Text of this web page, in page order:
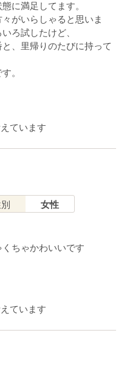
に満足してます。
がいらしゃると思いま
ろ試したけど、
、里帰りのたびに持って
。
ています
女性
ちゃかわいいです
ています